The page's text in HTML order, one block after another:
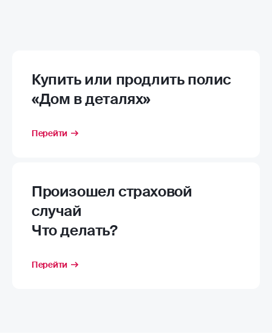
Купить или продлить полис
«Дом в деталях»
Перейти
Произошел страховой
случай
Что делать?
Перейти